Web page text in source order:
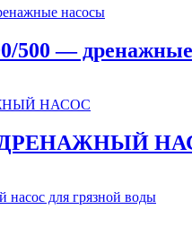
500 —
ДРЕНАЖНЫЙ